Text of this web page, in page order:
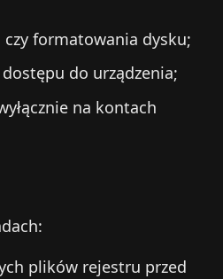
formatowania dysku;
do urządzenia;
na kontach
plików rejestru przed